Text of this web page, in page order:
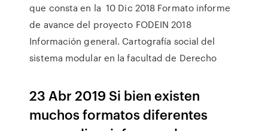
que consta en la 10 Dic 2018 Formato informe
de avance del proyecto FODEIN 2018
Información general. Cartografía social del
sistema modular en la facultad de Derecho
23 Abr 2019 Si bien existen
muchos formatos diferentes